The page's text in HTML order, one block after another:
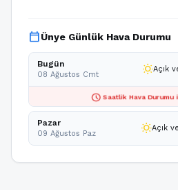
calendar_todayÜnye Günlük Hava Durumu
Bugün
08 Ağustos Cmt wb_sunnyAçık
schedule Saatlik Hava Durumu
Pazar
09 Ağustos Paz wb_sunnyAçık